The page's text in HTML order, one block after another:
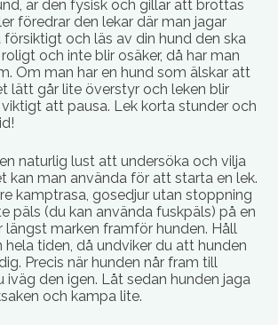
är den fysisk och gillar att brottas
föredrar den lekar där man jagar
försiktigt och läs av din hund den ska
och inte blir osäker, då har man
Om man har en hund som älskar att
lätt går lite överstyr och leken blir
att pausa. Lek korta stunder och
naturlig lust att undersöka och vilja
kan man använda för att starta en lek.
kamptrasa, gosedjur utan stoppning
päls (du kan använda fuskpäls) på en
längst marken framför hunden. Håll
hela tiden, då undviker du att hunden
Precis när hunden når fram till
iväg den igen. Låt sedan hunden jaga
och kampa lite.